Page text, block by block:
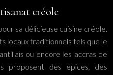
créole
sa délicieuse cuisine créole.
locaux traditionnels tels que le
ou encore les accras de
proposent des épices, des